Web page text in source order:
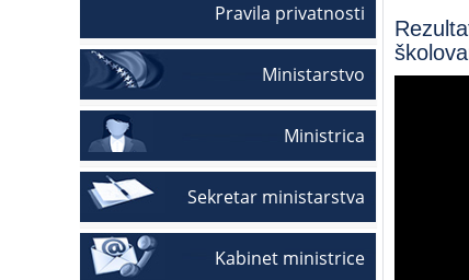
Pravila privatnosti
Ministarstvo
Ministrica
Sekretar ministarstva
Kabinet ministrice